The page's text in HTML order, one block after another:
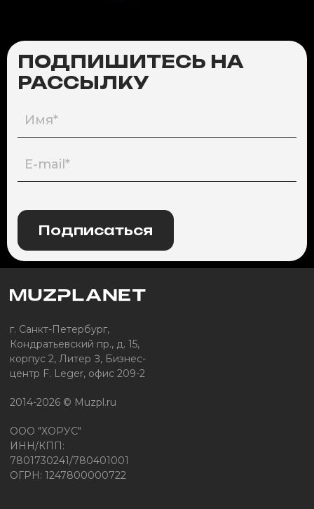
ПОДПИШИТЕСЬ НА
РАССЫЛКУ
Подписаться
г. Санкт-Петербург,
Кондратьевский пр., д. 15,
корпус 2, Литер З, Бизнес-
центр F. Leger, офис 209-2
2014-2026 © Muzpl.ru
ООО "ХОРУС"
ИНН/КПП:
7801730241/780401001
ОГРН: 1247800000722